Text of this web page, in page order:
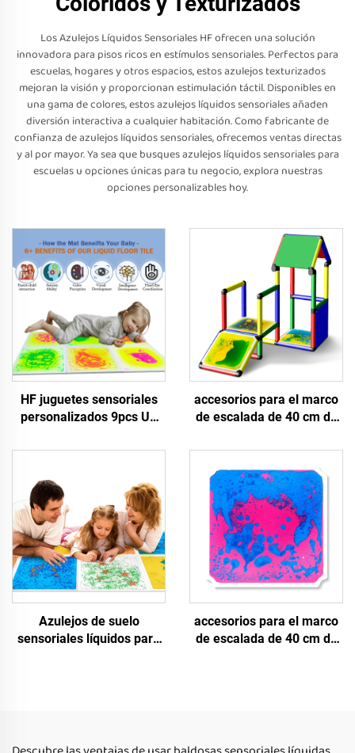
Los Azulejos Líquidos Sensoriales HF ofrecen una solución
innovadora para pisos ricos en estímulos sensoriales. Perfectos para
escuelas, hogares y otros espacios, estos azulejos texturizados
mejoran la visión y proporcionan estimulación táctil. Disponibles en
una gama de colores, estos azulejos líquidos sensoriales añaden
diversión interactiva a cualquier habitación. Como fabricante de
confianza de azulejos líquidos sensoriales, ofrecemos ventas directas
y al por mayor. Ya sea que busques azulejos líquidos sensoriales para
escuelas u opciones únicas para tu negocio, explora nuestras
opciones personalizables hoy.
HF juguetes sensoriales
personalizados 9pcs UV
sensoriales líquidos
líquido sensoriales
almohadillas para niños
autismo inquietantes
accesorios para el marco
de escalada de 40 cm de
de extrusión seguros
confiables azulejos de
suelo sensoriales líquidos
para 0-14 años
Azulejos de suelo
sensoriales líquidos para
juguetes de compresión
accesorios para el marco
de escalada de 40 cm de